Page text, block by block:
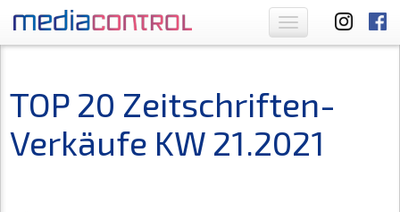
Toggle
navigation
TOP 20 Zeitschriften-
Verkäufe KW 21.2021